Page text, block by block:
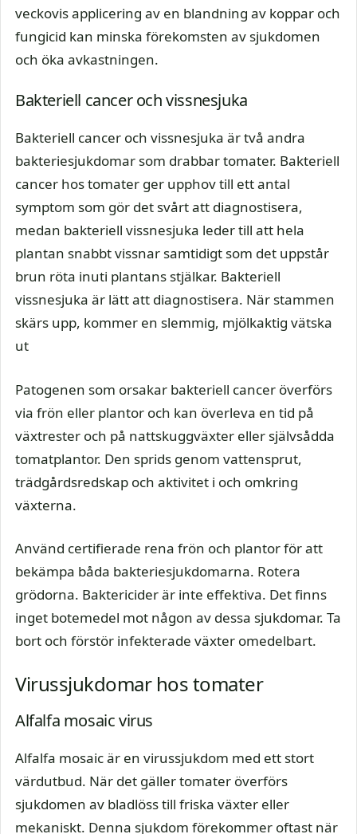
veckovis applicering av en blandning av koppar och
fungicid kan minska förekomsten av sjukdomen
och öka avkastningen.
Bakteriell cancer och vissnesjuka
Bakteriell cancer och vissnesjuka är två andra
bakteriesjukdomar som drabbar tomater. Bakteriell
cancer hos tomater ger upphov till ett antal
symptom som gör det svårt att diagnostisera,
medan bakteriell vissnesjuka leder till att hela
plantan snabbt vissnar samtidigt som det uppstår
brun röta inuti plantans stjälkar. Bakteriell
vissnesjuka är lätt att diagnostisera. När stammen
skärs upp, kommer en slemmig, mjölkaktig vätska
ut
Patogenen som orsakar bakteriell cancer överförs
via frön eller plantor och kan överleva en tid på
växtrester och på nattskuggväxter eller självsådda
tomatplantor. Den sprids genom vattensprut,
trädgårdsredskap och aktivitet i och omkring
växterna.
Använd certifierade rena frön och plantor för att
bekämpa båda bakteriesjukdomarna. Rotera
grödorna. Baktericider är inte effektiva. Det finns
inget botemedel mot någon av dessa sjukdomar. Ta
bort och förstör infekterade växter omedelbart.
Virussjukdomar hos tomater
Alfalfa mosaic virus
Alfalfa mosaic är en virussjukdom med ett stort
värdutbud. När det gäller tomater överförs
sjukdomen av bladlöss till friska växter eller
mekaniskt. Denna sjukdom förekommer oftast när